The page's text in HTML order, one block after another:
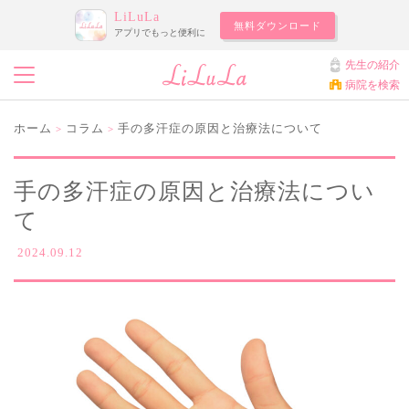
LiLuLa
アプリでもっと便利に
無料ダウンロード
先生の紹介
病院を検索
ホーム > コラム > 手の多汗症の原因と治療法について
手の多汗症の原因と治療法につい
て
2024.09.12